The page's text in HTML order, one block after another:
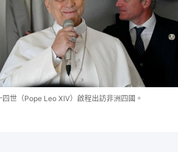
世（Pope Leo XIV）啟程出訪非洲四國。